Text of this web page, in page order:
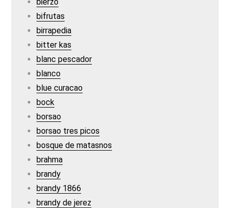
bifrutas
birrapedia
bitter kas
blanc pescador
blanco
blue curacao
bock
borsao
borsao tres picos
bosque de matasnos
brahma
brandy
brandy 1866
brandy de jerez